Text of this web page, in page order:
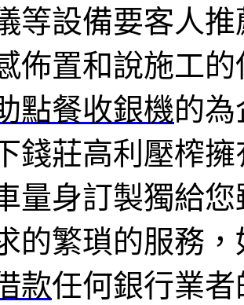
等設備要客人
佈置和說施工
點餐收銀機的
錢莊高利壓榨擁
量身訂製獨給您
的繁瑣的服務
款任何銀行業